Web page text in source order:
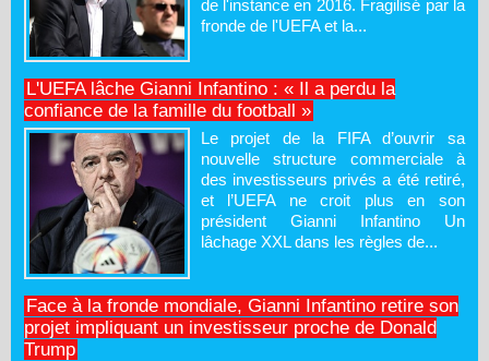
de l'instance en 2016. Fragilisé par la
fronde de l'UEFA et la...
L'UEFA lâche Gianni Infantino : « Il a perdu la
confiance de la famille du football »
Le projet de la FIFA d’ouvrir sa
nouvelle structure commerciale à
des investisseurs privés a été retiré,
et l’UEFA ne croit plus en son
président Gianni Infantino Un
lâchage XXL dans les règles de...
Face à la fronde mondiale, Gianni Infantino retire son
projet impliquant un investisseur proche de Donald
Trump